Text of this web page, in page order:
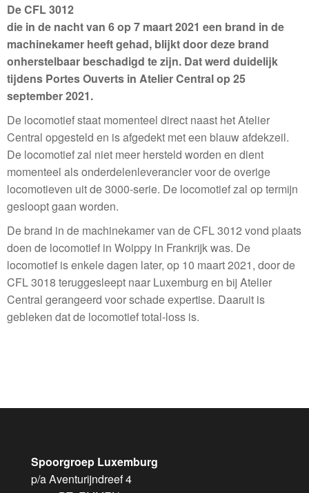
De CFL 3012
die in de nacht van 6 op 7 maart 2021 een brand in de
machinekamer heeft gehad, blijkt door deze brand
onherstelbaar beschadigd te zijn. Dat werd duidelijk
tijdens Portes Ouverts in Atelier Central op 25
september 2021.
De locomotief staat momenteel direct naast het Atelier
Central opgesteld en is afgedekt met een blauw afdekzeil.
De locomotief zal niet meer hersteld worden en dient
momenteel als onderdelenleverancier voor de overige
locomotieven uit de 3000-serie. De locomotief zal op termijn
gesloopt gaan worden.
De brand in de machinekamer van de CFL 3012 vond plaats
doen de locomotief in Woippy in Frankrijk was. De
locomotief is enkele dagen later, op 10 maart 2021, door de
CFL 3018 teruggesleept naar Luxemburg en bij Atelier
Central gerangeerd voor schade expertise. Daaruit is
gebleken dat de locomotief total-loss is.
Spoorgroep Luxemburg
p/a Aventurijndreef 4